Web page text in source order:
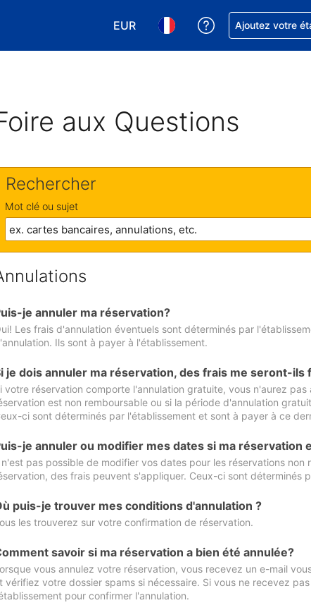
EUR
Choisissez votre devise. Votre
Choisissez votre langue.
Obtenez de
Ajoutez votre
aux Questions
Rechercher
Mot clé ou sujet
je annuler ma réservation?
Les frais d'annulation éventuels sont déterminés par
Ils sont à payer à l'établissement.
je dois annuler ma réservation, des frais me seront-ils
votre réservation comporte l'annulation gratuite, vous n'aurez
est non remboursable ou si la période d'annulation
ci sont déterminés par l'établissement et sont à payer à ce
je annuler ou modifier mes dates si ma réservation
n'est pas possible de modifier vos dates pour les réservations
des frais peuvent s'appliquer. Ceux-ci sont déterminés
puis-je trouver mes conditions d'annulation ?
les trouverez sur votre confirmation de réservation.
savoir si ma réservation a bien été annulée?
vous annulez votre réservation, vous recevez un e-mail
vérifiez votre dossier spams si nécessaire. Si vous ne recevez
pour confirmer l'annulation.